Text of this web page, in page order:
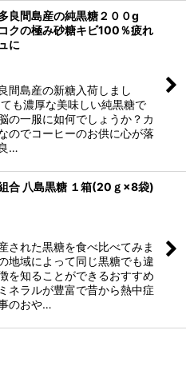
良間島産の純黒糖２００g
クの極み砂糖キビ100％疲れ
に
間島産の新糖入荷しまし
も濃厚な美味しい純黒糖で
の一服に如何でしょうか？カ
のでコーヒーのお供に心が落
…
合 八島黒糖 １箱(20ｇ×8袋)
された黒糖を食べ比べてみま
地域によって同じ黒糖でも違
を知ることができるおすすめ
ネラルが豊富で昔から熱中症
のおや…